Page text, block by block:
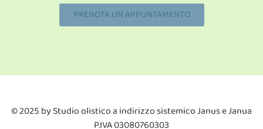
PRENOTA UN APPUNTAMENTO
© 2025 by Studio olistico a indirizzo sistemico Janus e Janua
P.IVA 03080760303